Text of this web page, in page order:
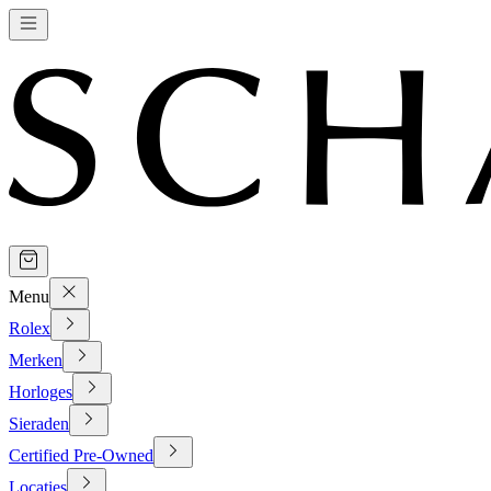
Menu
Rolex
Merken
Horloges
Sieraden
Certified Pre-Owned
Locaties